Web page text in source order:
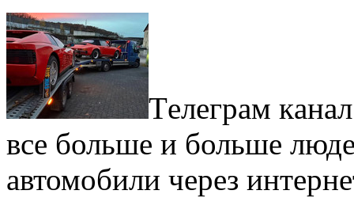
Тeлeгрaм
все больше и больше
автомобили через